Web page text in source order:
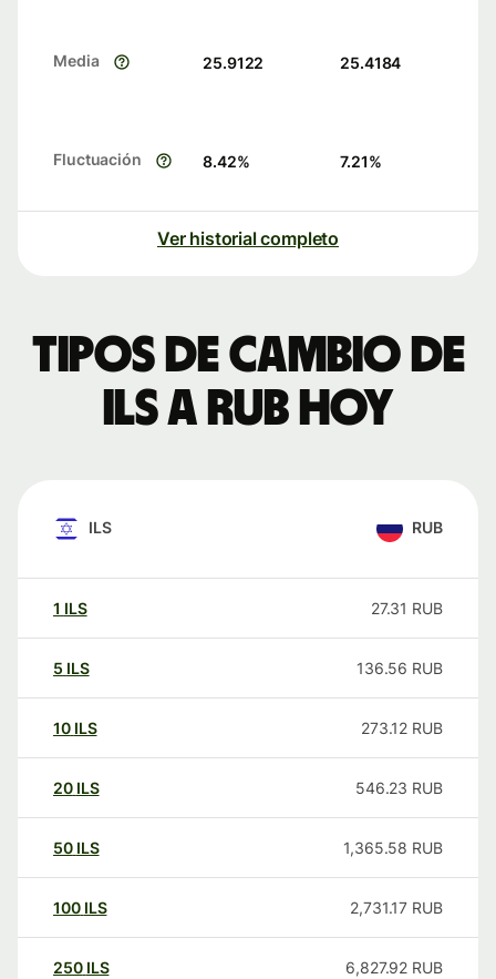
Media 25.9122 25.4184
Fluctuación 8.42% 7.21%
Ver historial completo
Tipos de cambio de
ILS a RUB hoy
ILS RUB
1 ILS 27.31 RUB
5 ILS 136.56 RUB
10 ILS 273.12 RUB
20 ILS 546.23 RUB
50 ILS 1,365.58 RUB
100 ILS 2,731.17 RUB
250 ILS 6,827.92 RUB